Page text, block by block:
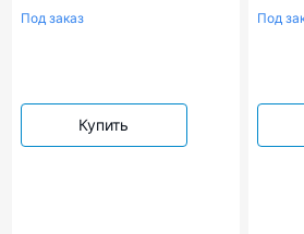
Под заказ
Купить
Под